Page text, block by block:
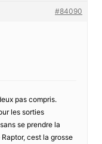
#84090
pas compris.
les sorties
se prendre la
cest la grosse